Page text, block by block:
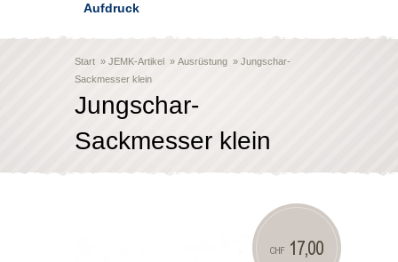
Aufdruck
Start » JEMK-Artikel » Ausrüstung » Jungschar-
Sackmesser klein
Jungschar-
Sackmesser klein
CHF 17,00